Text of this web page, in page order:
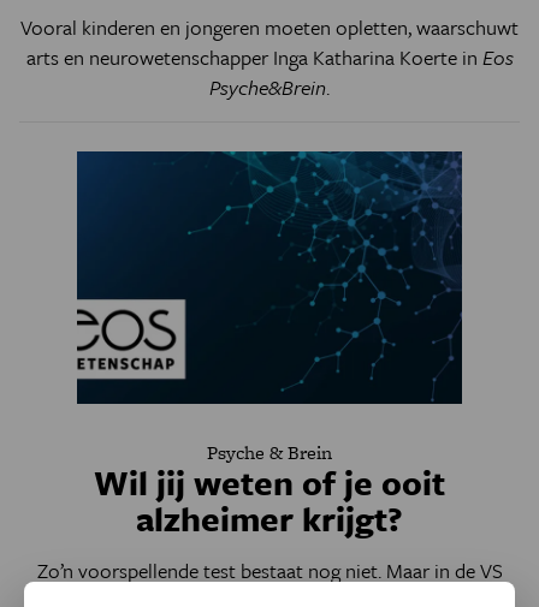
Vooral kinderen en jongeren moeten opletten, waarschuwt
arts en neurowetenschapper Inga Katharina Koerte in Eos
Psyche&Brein.
Psyche & Brein
Wil jij weten of je ooit
alzheimer krijgt?
Zo’n voorspellende test bestaat nog niet. Maar in de VS